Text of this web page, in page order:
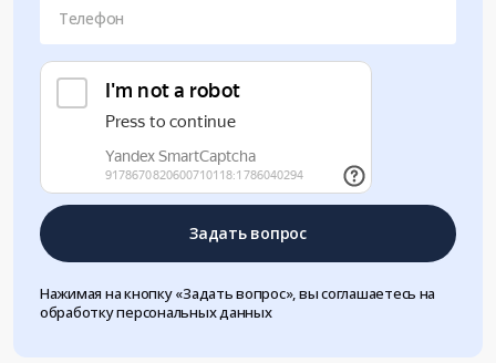
Телефон
Задать вопрос
Нажимая на кнопку «Задать вопрос», вы соглашаетесь на
обработку персональных данных